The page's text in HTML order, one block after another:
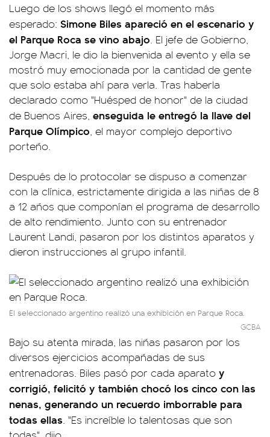
Luego de los shows llegó el momento más
esperado: Simone Biles apareció en el escenario y
el Parque Roca se vino abajo. El jefe de Gobierno,
Jorge Macri, le dio la bienvenida al evento y ella se
mostró muy emocionada por la cantidad de gente
que solo estaba ahí para verla. Tras haberla
declarado como "Huésped de honor" de la ciudad
de Buenos Aires, enseguida le entregó la llave del
Parque Olímpico, el mayor complejo deportivo
porteño.
Después de lo protocolar se dispuso a comenzar
con la clínica, estrictamente dirigida a las niñas de 8
a 12 años que componían el programa de desarrollo
de alto rendimiento. Junto con su entrenador
Laurent Landi, pasaron por los distintos aparatos y
dieron instrucciones al grupo infantil.
El seleccionado argentino realizó una exhibición en Parque Roca.
GCBA
Bajo su atenta mirada, las niñas pasaron por los
diversos ejercicios acompañadas de sus
entrenadoras. Biles pasó por cada aparato y
corrigió, felicitó y también chocó los cinco con las
nenas, generando un recuerdo imborrable para
todas ellas. "Es increíble lo talentosas que son